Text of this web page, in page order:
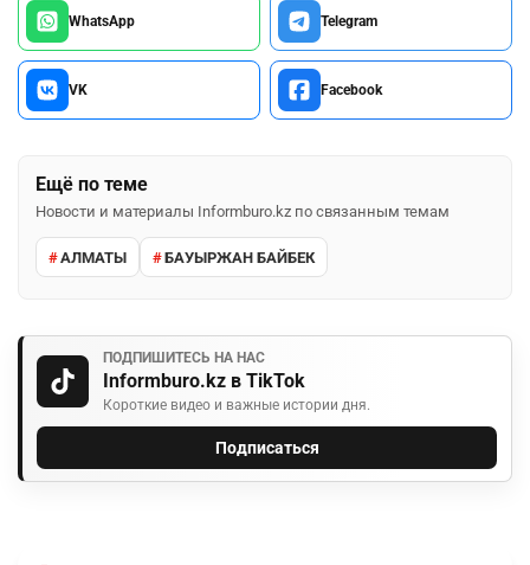
WhatsApp Telegram
VK Facebook
Ещё по теме
Новости и материалы Informburo.kz по связанным темам
АЛМАТЫ БАУЫРЖАН БАЙБЕК
ПОДПИШИТЕСЬ НА НАС
Informburo.kz в TikTok
Короткие видео и важные истории дня.
Подписаться